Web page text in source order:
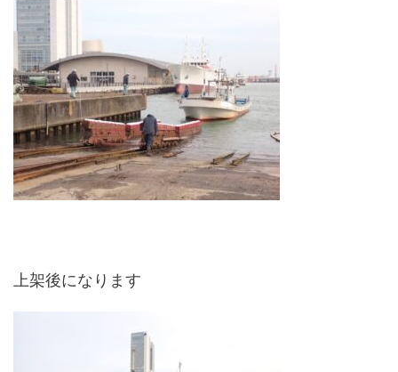
上架後になります